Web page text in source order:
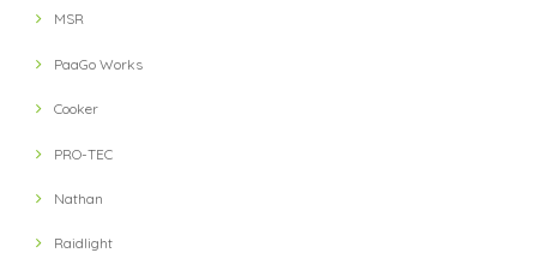
MSR
PaaGo Works
Cooker
PRO-TEC
Nathan
Raidlight